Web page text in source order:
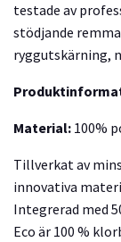
testade av
stödjande
ryggutskärning,
Material: 100%
Tillverkat av
innovativa
Integrerad med
Eco är 100 %